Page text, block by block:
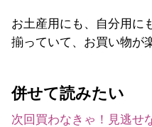
お土産用にも、自分用に
揃っていて、お買い物が
併せて読みたい
次回買わなきゃ！見逃せ